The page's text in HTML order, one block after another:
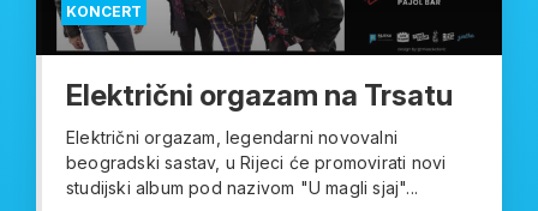
KONCERT
Električni orgazam na Trsatu
Električni orgazam, legendarni novovalni
beogradski sastav, u Rijeci će promovirati novi
studijski album pod nazivom "U magli sjaj"...